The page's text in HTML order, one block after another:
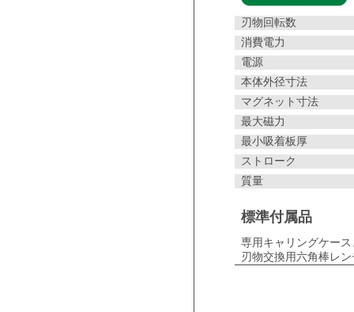
刃物回転数
消費電力
電源
本体外径寸法
マグネット寸法
最大磁力
最小吸着板厚
ストローク
質量
標準付属品
専用キャリングケー
刃物交換用六角棒レ